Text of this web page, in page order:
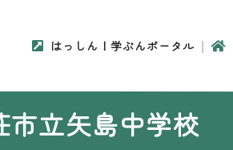
はっしん！学ぶんポータル
市立矢島中学校